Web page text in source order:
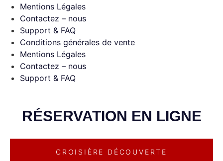
Mentions Légales
Contactez – nous
Support & FAQ
Conditions générales de vente
Mentions Légales
Contactez – nous
Support & FAQ
RÉSERVATION EN LIGNE
CROISIÈRE DÉCOUVERTE